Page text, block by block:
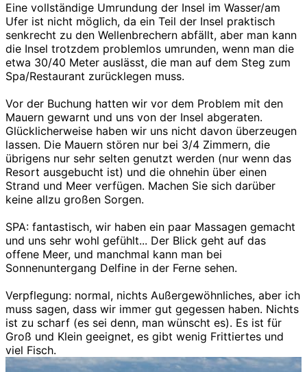
Eine vollständige Umrundung der Insel im Wasser/am
Ufer ist nicht möglich, da ein Teil der Insel praktisch
senkrecht zu den Wellenbrechern abfällt, aber man kann
die Insel trotzdem problemlos umrunden, wenn man die
etwa 30/40 Meter auslässt, die man auf dem Steg zum
Spa/Restaurant zurücklegen muss.
Vor der Buchung hatten wir vor dem Problem mit den
Mauern gewarnt und uns von der Insel abgeraten.
Glücklicherweise haben wir uns nicht davon überzeugen
lassen. Die Mauern stören nur bei 3/4 Zimmern, die
übrigens nur sehr selten genutzt werden (nur wenn das
Resort ausgebucht ist) und die ohnehin über einen
Strand und Meer verfügen. Machen Sie sich darüber
keine allzu großen Sorgen.
SPA: fantastisch, wir haben ein paar Massagen gemacht
und uns sehr wohl gefühlt... Der Blick geht auf das
offene Meer, und manchmal kann man bei
Sonnenuntergang Delfine in der Ferne sehen.
Verpflegung: normal, nichts Außergewöhnliches, aber ich
muss sagen, dass wir immer gut gegessen haben. Nichts
ist zu scharf (es sei denn, man wünscht es). Es ist für
Groß und Klein geeignet, es gibt wenig Frittiertes und
viel Fisch.